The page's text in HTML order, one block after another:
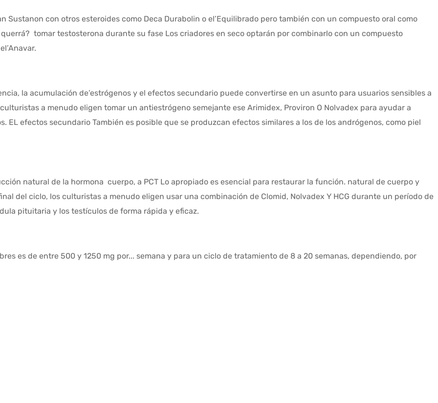
Sustanon con otros esteroides como Deca Durabolin o el’Equilibrado pero también con un compuesto oral como
tomar testosterona durante su fase Los criadores en seco optarán por combinarlo con un compuesto
Anavar.
la acumulación de’estrógenos y el efectos secundario puede convertirse en un asunto para usuarios sensibles a
culturistas a menudo eligen tomar un antiestrógeno semejante ese Arimidex, Proviron O Nolvadex para ayudar a
. EL efectos secundario También es posible que se produzcan efectos similares a los de los andrógenos, como piel
natural de la hormona cuerpo, a PCT Lo apropiado es esencial para restaurar la función. natural de cuerpo y
del ciclo, los culturistas a menudo eligen usar una combinación de Clomid, Nolvadex Y HCG durante un período de
pituitaria y los testículos de forma rápida y eficaz.
es de entre 500 y 1250 mg por... semana y para un ciclo de tratamiento de 8 a 20 semanas, dependiendo, por